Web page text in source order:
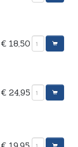
€ 18,50
€ 24,95